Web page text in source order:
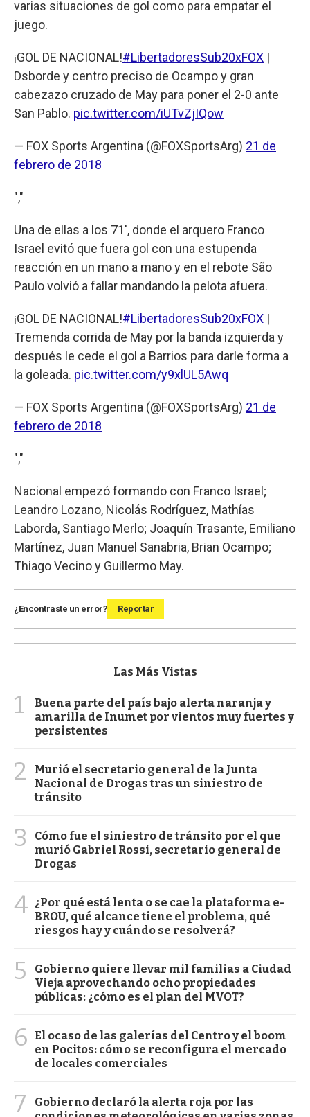
varias situaciones de gol como para empatar el
juego.
¡GOL DE NACIONAL!#LibertadoresSub20xFOX |
Dsborde y centro preciso de Ocampo y gran
cabezazo cruzado de May para poner el 2-0 ante
San Pablo. pic.twitter.com/iUTvZjIQow
— FOX Sports Argentina (@FOXSportsArg) 21 de
febrero de 2018
","
Una de ellas a los 71', donde el arquero Franco
Israel evitó que fuera gol con una estupenda
reacción en un mano a mano y en el rebote São
Paulo volvió a fallar mandando la pelota afuera.
¡GOL DE NACIONAL!#LibertadoresSub20xFOX |
Tremenda corrida de May por la banda izquierda y
después le cede el gol a Barrios para darle forma a
la goleada. pic.twitter.com/y9xlUL5Awq
— FOX Sports Argentina (@FOXSportsArg) 21 de
febrero de 2018
","
Nacional empezó formando con Franco Israel;
Leandro Lozano, Nicolás Rodríguez, Mathías
Laborda, Santiago Merlo; Joaquín Trasante, Emiliano
Martínez, Juan Manuel Sanabria, Brian Ocampo;
Thiago Vecino y Guillermo May.
¿Encontraste un error? Reportar
Las Más Vistas
1
Buena parte del país bajo alerta naranja y
amarilla de Inumet por vientos muy fuertes y
persistentes
2
Murió el secretario general de la Junta
Nacional de Drogas tras un siniestro de
tránsito
3
Cómo fue el siniestro de tránsito por el que
murió Gabriel Rossi, secretario general de
Drogas
4 ¿Por qué está lenta o se cae la plataforma e-
BROU, qué alcance tiene el problema, qué
riesgos hay y cuándo se resolverá?
5
Gobierno quiere llevar mil familias a Ciudad
Vieja aprovechando ocho propiedades
públicas: ¿cómo es el plan del MVOT?
6
El ocaso de las galerías del Centro y el boom
en Pocitos: cómo se reconfigura el mercado
de locales comerciales
7
Gobierno declaró la alerta roja por las